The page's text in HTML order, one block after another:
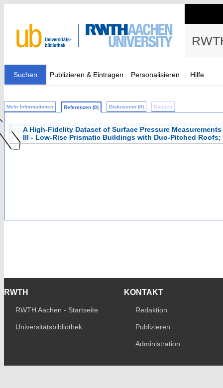
Suchen Publizieren & Eintragen Personalisieren Hilfe
Mehr Informationen Referenzen (0) Diskussion (0) Dateien
A High-Fidelity Dataset of Surface Pressure
III - Low-Rise Prismatic Buildings with Duo-Pitched Roofs;
RWTH
RWTH Aachen - Startseite
Universitätsbibliothek
KONTAKT
Redaktion
Publizieren
Administration